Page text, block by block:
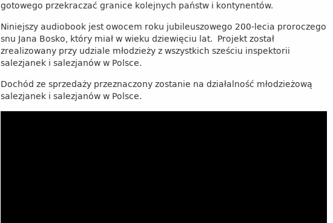
gotowego przekraczać granice kolejnych państw i kontynentów.
Niniejszy audiobook jest owocem roku jubileuszowego 200-lecia proroczego
snu Jana Bosko, który miał w wieku dziewięciu lat. Projekt został
zrealizowany przy udziale młodzieży z wszystkich sześciu inspektorii
salezjanek i salezjanów w Polsce.
Dochód ze sprzedaży przeznaczony zostanie na działalność młodzieżową
salezjanek i salezjanów w Polsce.